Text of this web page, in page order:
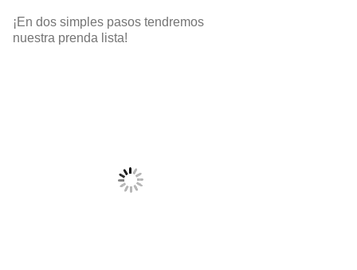
¡En dos simples pasos tendremos
nuestra prenda lista!